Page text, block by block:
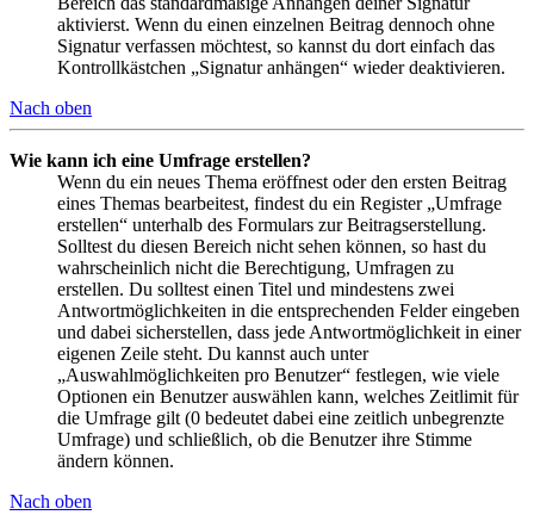
aktivierst. Wenn du einen einzelnen Beitrag dennoch ohne
Signatur verfassen möchtest, so kannst du dort einfach das
Kontrollkästchen „Signatur anhängen“ wieder deaktivieren.
Nach oben
Wie kann ich eine Umfrage erstellen?
Wenn du ein neues Thema eröffnest oder den ersten Beitrag
eines Themas bearbeitest, findest du ein Register „Umfrage
erstellen“ unterhalb des Formulars zur Beitragserstellung.
Solltest du diesen Bereich nicht sehen können, so hast du
wahrscheinlich nicht die Berechtigung, Umfragen zu
erstellen. Du solltest einen Titel und mindestens zwei
Antwortmöglichkeiten in die entsprechenden Felder eingeben
und dabei sicherstellen, dass jede Antwortmöglichkeit in einer
eigenen Zeile steht. Du kannst auch unter
„Auswahlmöglichkeiten pro Benutzer“ festlegen, wie viele
Optionen ein Benutzer auswählen kann, welches Zeitlimit für
die Umfrage gilt (0 bedeutet dabei eine zeitlich unbegrenzte
Umfrage) und schließlich, ob die Benutzer ihre Stimme
ändern können.
Nach oben